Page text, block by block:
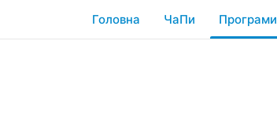
Головна ЧаПи Програми